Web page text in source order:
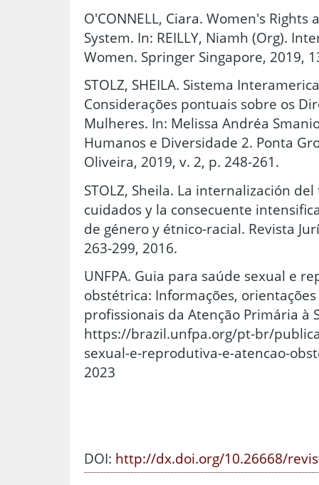
O'CONNELL, Ciara. Women's
System. In: REILLY, Niamh (Org).
Women. Springer Singapore, 2019,
STOLZ, SHEILA. Sistema
Considerações pontuais sobre os
Mulheres. In: Melissa Andréa
Humanos e Diversidade 2. Ponta
Oliveira, 2019, v. 2, p. 248-261.
STOLZ, Sheila. La internalización
cuidados y la consecuente
de género y étnico-racial. Revista
263-299, 2016.
UNFPA. Guia para saúde sexual e
obstétrica: Informações,
profissionais da Atenção Primária à
https://brazil.unfpa.org/pt-br/
sexual-e-reprodutiva-e-atencao-
2023
DOI: http://dx.doi.org/10.26668/